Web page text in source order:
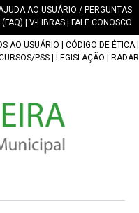
AO USUÁRIO / PERGUNTAS
(FAQ)
V-LIBRAS FALE CONOSCO
AO USUÁRIO CÓDIGO DE ÉTICA|
PSS LEGISLAÇÃO RADAR